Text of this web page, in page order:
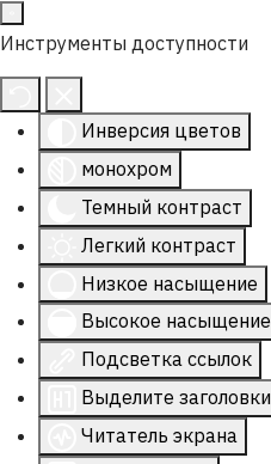
Инструменты доступности
Инверсия цветов
монохром
Темный контраст
Легкий контраст
Низкое насыщение
Высокое насыщение
Подсветка ссылок
Выделите заголовки
Читатель экрана